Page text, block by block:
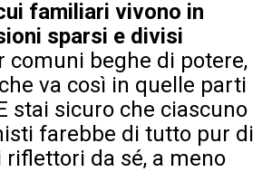
familiari vivono in
sparsi e divisi
comuni beghe di potere,
va così in quelle parti
stai sicuro che ciascuno
farebbe di tutto pur di
riflettori da sé, a meno